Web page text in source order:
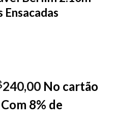
240,00 No cartão
8% de